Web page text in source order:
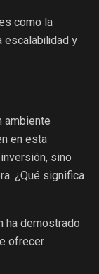
como la
escalabilidad y
ambiente
en esta
sino
¿Qué significa
ha demostrado
ofrecer